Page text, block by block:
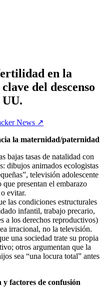
en la
del descenso
News ↗
la maternidad/paternidad
bajas tasas de natalidad con
dibujos animados ecologistas
televisión adolescente
presentan el embarazo
evitar.
las condiciones estructurales
infantil, trabajo precario,
a los derechos reproductivos)
irracional, no la televisión.
una sociedad trate su propia
otros argumentan que la
sea “una locura total” antes
factores de confusión